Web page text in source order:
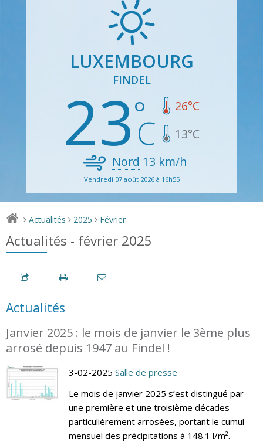
LUXEMBOURG
FINDEL
23 26°C
13°C
Nord 13 km/h
Vendredi 07 août 2026 à 16h55
> Actualités > 2025 > Février
Actualités - février 2025
Actualités
Janvier 2025 : le mois de janvier le 3ème plus
arrosé depuis 1947 au Findel !
3-02-2025 Salle de presse
Le mois de janvier 2025 s’est distingué par
une première et une troisième décades
particulièrement arrosées, portant le cumul
mensuel des précipitations à 148.1 l/m².